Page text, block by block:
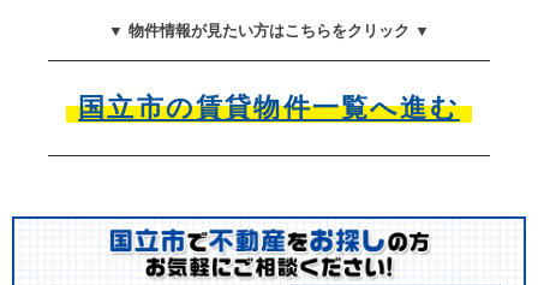
▼ 物件情報が見たい方はこちらをクリック ▼
国立市の賃貸物件一覧へ進む